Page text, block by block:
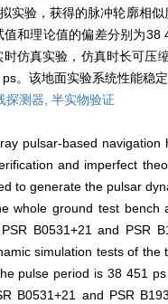
实验，获得的脉冲轮廓相
和理论值的偏差分别为
仿真实验，仿真时长可
。该地面实验系统性能稳
探测器, 半实物验证
pulsar-based
and imperfect
to generate the pulsar
whole ground test
B0531+21 and PSR
simulation tests of
pulse period is 38 451
B0531+21 and PSR